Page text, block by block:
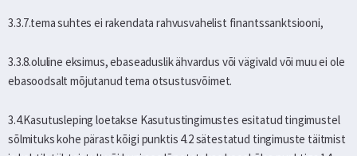
3.3.7.tema suhtes ei rakendata rahvusvahelist finantssanktsiooni,
3.3.8.oluline eksimus, ebaseaduslik ähvardus või vägivald või muu ei ole
ebasoodsalt mõjutanud tema otsustusvõimet.
3.4.Kasutusleping loetakse Kasutustingimustes esitatud tingimustel
sõlmituks kohe pärast kõigi punktis 4.2 sätestatud tingimuste täitmist